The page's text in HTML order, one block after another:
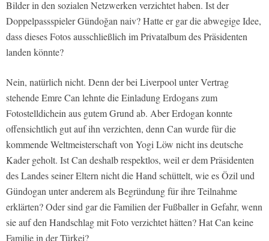
Bilder in den sozialen Netzwerken verzichtet haben. Ist der
Doppelpassspieler Gündoğan naiv? Hatte er gar die abwegige Idee,
dass dieses Fotos ausschließlich im Privatalbum des Präsidenten
landen könnte?
Nein, natürlich nicht. Denn der bei Liverpool unter Vertrag
stehende Emre Can lehnte die Einladung Erdogans zum
Fotostelldichein aus gutem Grund ab. Aber Erdogan konnte
offensichtlich gut auf ihn verzichten, denn Can wurde für die
kommende Weltmeisterschaft von Yogi Löw nicht ins deutsche
Kader geholt. Ist Can deshalb respektlos, weil er dem Präsidenten
des Landes seiner Eltern nicht die Hand schüttelt, wie es Özil und
Gündogan unter anderem als Begründung für ihre Teilnahme
erklärten? Oder sind gar die Familien der Fußballer in Gefahr, wenn
sie auf den Handschlag mit Foto verzichtet hätten? Hat Can keine
Familie in der Türkei?